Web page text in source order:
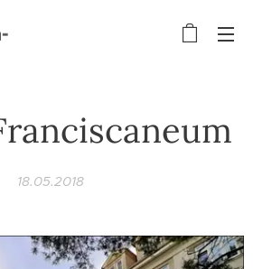
18.05.2018